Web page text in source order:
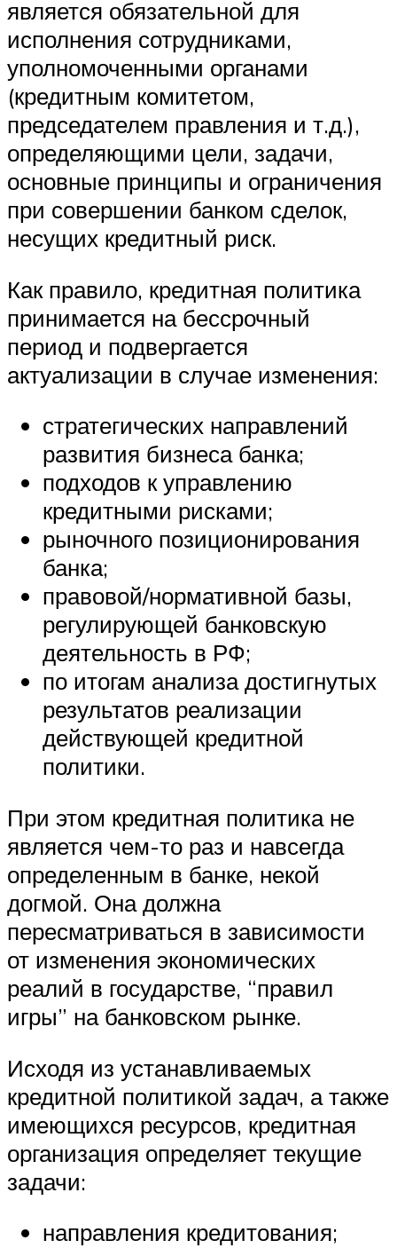
является обязательной для
исполнения сотрудниками,
уполномоченными органами
(кредитным комитетом,
председателем правления и т.д.),
определяющими цели, задачи,
основные принципы и ограничения
при совершении банком сделок,
несущих кредитный риск.
Как правило, кредитная политика
принимается на бессрочный
период и подвергается
актуализации в случае изменения:
стратегических направлений
развития бизнеса банка;
подходов к управлению
кредитными рисками;
рыночного позиционирования
банка;
правовой/нормативной базы,
регулирующей банковскую
деятельность в РФ;
по итогам анализа достигнутых
результатов реализации
действующей кредитной
политики.
При этом кредитная политика не
является чем-то раз и навсегда
определенным в банке, некой
догмой. Она должна
пересматриваться в зависимости
от изменения экономических
реалий в государстве, “правил
игры” на банковском рынке.
Исходя из устанавливаемых
кредитной политикой задач, а также
имеющихся ресурсов, кредитная
организация определяет текущие
задачи:
направления кредитования;